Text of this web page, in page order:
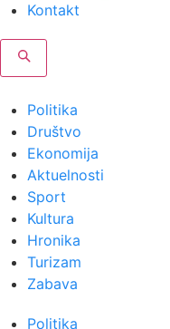
Kontakt
Politika
Društvo
Ekonomija
Aktuelnosti
Sport
Kultura
Hronika
Turizam
Zabava
Politika